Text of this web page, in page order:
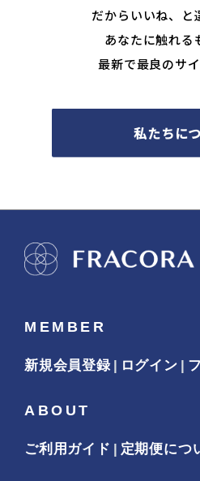
だからいいね、と
あなたに触れる
最新で最良のサイ
私たちに
MEMBER
新規会員登録 ログイン
ABOUT
ご利用ガイド 定期便につ